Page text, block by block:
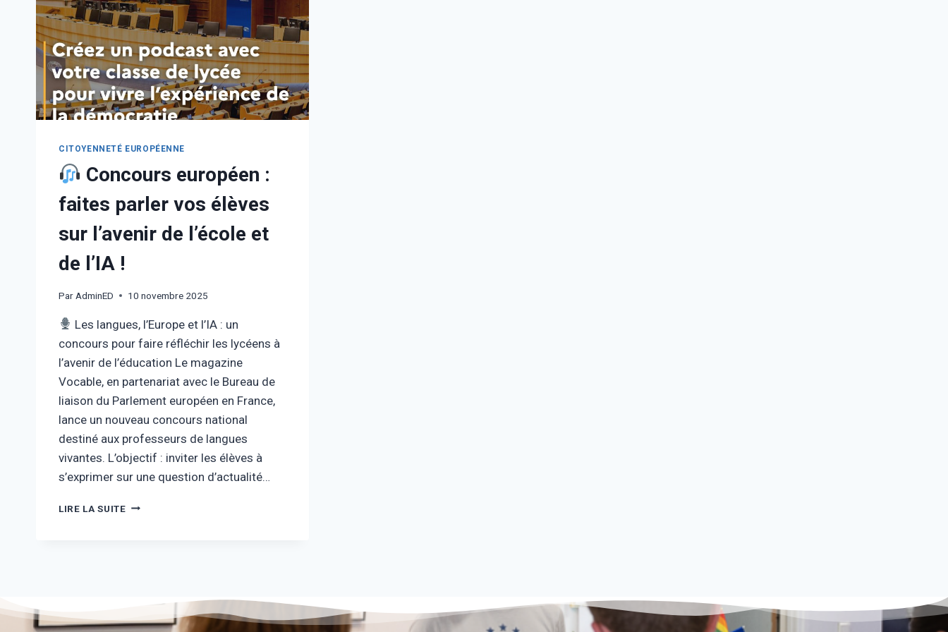
CITOYENNETÉ EUROPÉENNE
Concours européen :
faites parler vos élèves
sur l’avenir de l’école et
de l’IA !
Par AdminED 10 novembre 2025
Les langues, l’Europe et l’IA : un
concours pour faire réfléchir les lycéens à
l’avenir de l’éducation Le magazine
Vocable, en partenariat avec le Bureau de
liaison du Parlement européen en France,
lance un nouveau concours national
destiné aux professeurs de langues
vivantes. L’objectif : inviter les élèves à
s’exprimer sur une question d’actualité…
LIRE LA SUITE